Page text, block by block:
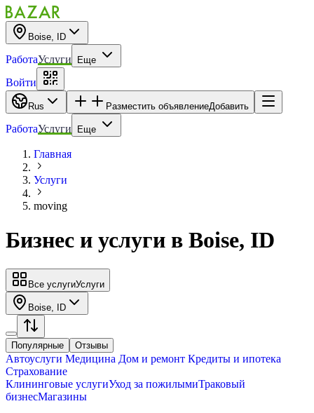
Boise, ID
РаботаУслуги Еще
Войти
Rus Разместить объявлениеДобавить
РаботаУслуги Еще
Главная
Услуги
moving
Бизнес и услуги в Boise, ID
Все услугиУслуги
Boise, ID
Популярные Отзывы
Автоуслуги Медицина Дом и ремонт Кредиты и ипотека
Страхование
Клининговые услугиУход за пожилымиТраковый
бизнесМагазины